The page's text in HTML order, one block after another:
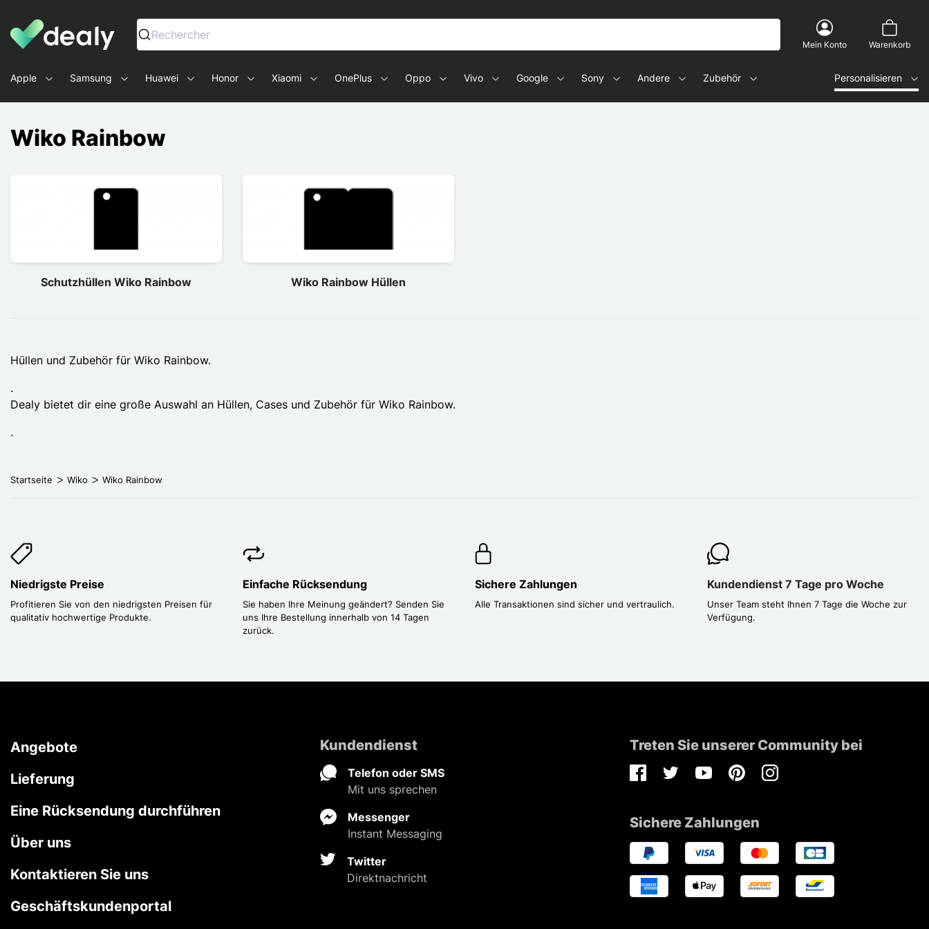
Dealy - Hüllen und Zubehör für Smartphones und Tablets
Rechercher
Mein Konto Warenkorb
Apple Samsung Huawei Honor Xiaomi OnePlus Oppo Vivo Google Sony Andere Zubehör Personalisieren
Wiko Rainbow
Schutzhüllen Wiko Rainbow Wiko Rainbow Hüllen
Hüllen und Zubehör für Wiko Rainbow.
.
Dealy bietet dir eine große Auswahl an Hüllen, Cases und Zubehör für Wiko Rainbow.
.
Startseite Wiko Wiko Rainbow
Niedrigste Preise
Profitieren Sie von den niedrigsten Preisen für
qualitativ hochwertige Produkte.
Einfache Rücksendung
Sie haben Ihre Meinung geändert? Senden Sie
uns Ihre Bestellung innerhalb von 14 Tagen
zurück.
Sichere Zahlungen
Alle Transaktionen sind sicher und vertraulich.
Kundendienst 7 Tage pro Woche
Unser Team steht Ihnen 7 Tage die Woche zur
Verfügung.
Angebote
Lieferung
Eine Rücksendung durchführen
Über uns
Kontaktieren Sie uns
Geschäftskundenportal
Kundendienst
Telefon oder SMS
Mit uns sprechen
Messenger
Instant Messaging
Twitter
Direktnachricht
Treten Sie unserer Community bei
FacebookTwitterYoutubePinterestInstagram
Sichere Zahlungen